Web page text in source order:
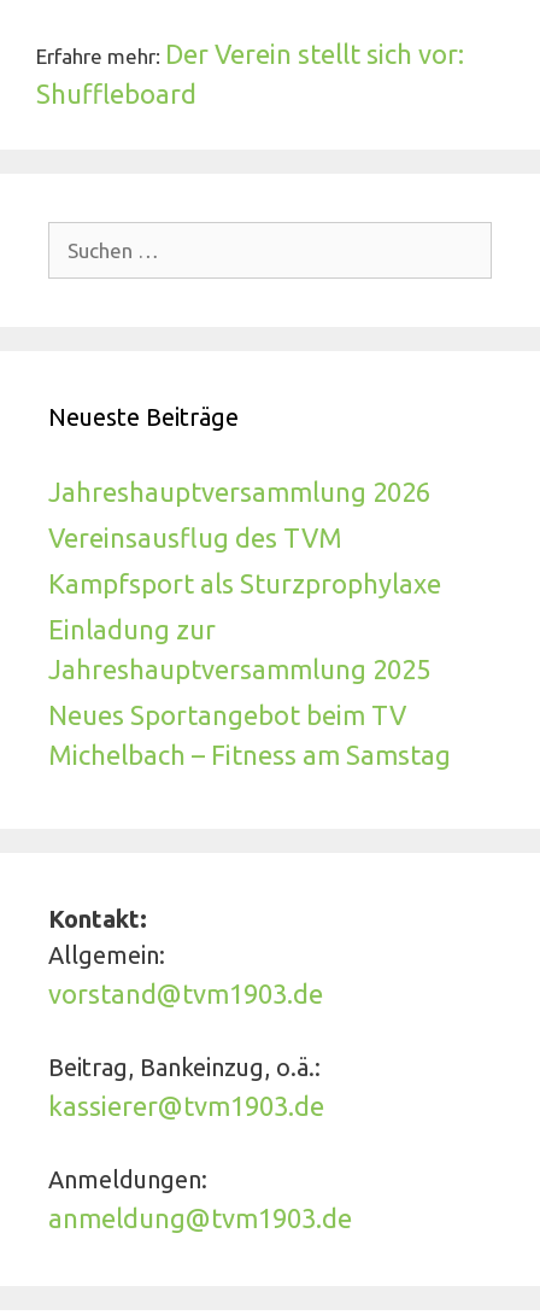
Erfahre mehr: Der Verein stellt sich vor:
Shuffleboard
nach:
Neueste Beiträge
Jahreshauptversammlung 2026
Vereinsausflug des TVM
Kampfsport als Sturzprophylaxe
Einladung zur
Jahreshauptversammlung 2025
Neues Sportangebot beim TV
Michelbach – Fitness am Samstag
Kontakt:
Allgemein:
vorstand@tvm1903.de
Beitrag, Bankeinzug, o.ä.:
kassierer@tvm1903.de
Anmeldungen:
anmeldung@tvm1903.de